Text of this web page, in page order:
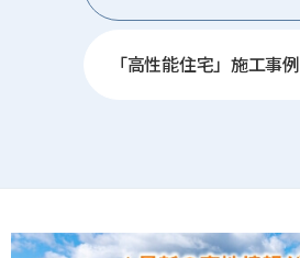
「高性能住宅」施工事例